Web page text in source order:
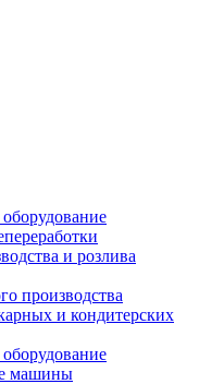
и розлива
производства
и кондитерских
машины